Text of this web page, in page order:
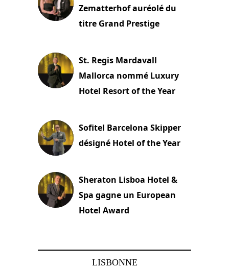
Zematterhof auréolé du
titre Grand Prestige
St. Regis Mardavall
Mallorca nommé Luxury
Hotel Resort of the Year
Sofitel Barcelona Skipper
désigné Hotel of the Year
Sheraton Lisboa Hotel &
Spa gagne un European
Hotel Award
LISBONNE